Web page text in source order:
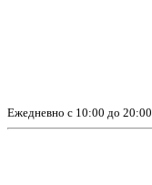
Ежедневно с 10:00 до 20:00